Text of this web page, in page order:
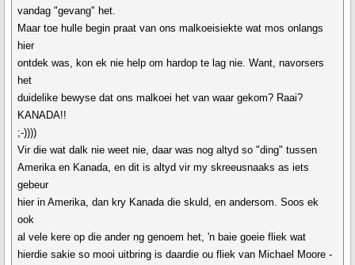
vandag "gevang" het.
Maar toe hulle begin praat van ons malkoeisiekte wat mos onlangs
hier
ontdek was, kon ek nie help om hardop te lag nie. Want, navorsers
het
duidelike bewyse dat ons malkoei het van waar gekom? Raai?
KANADA!!
;-))))
Vir die wat dalk nie weet nie, daar was nog altyd so "ding" tussen
Amerika en Kanada, en dit is altyd vir my skreeusnaaks as iets
gebeur
hier in Amerika, dan kry Kanada die skuld, en andersom. Soos ek
ook
al vele kere op die ander ng genoem het, 'n baie goeie fliek wat
hierdie sakie so mooi uitbring is daardie ou fliek van Michael Moore -